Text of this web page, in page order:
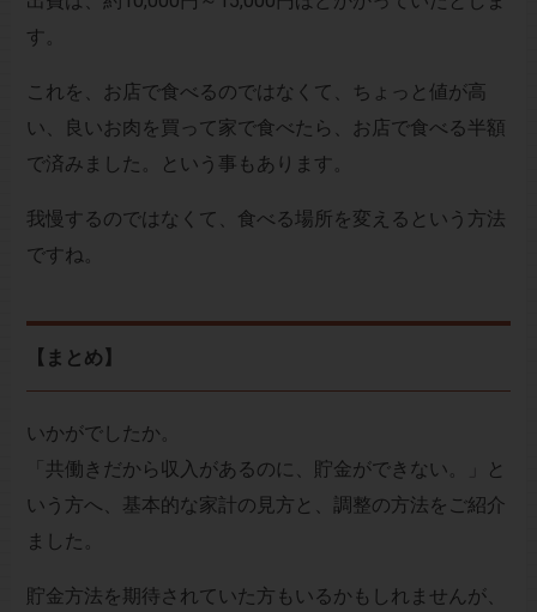
す。
これを、お店で食べるのではなくて、ちょっと値が高
い、良いお肉を買って家で食べたら、お店で食べる半額
で済みました。という事もあります。
我慢するのではなくて、食べる場所を変えるという方法
ですね。
【まとめ】
いかがでしたか。
「共働きだから収入があるのに、貯金ができない。」と
いう方へ、基本的な家計の見方と、調整の方法をご紹介
ました。
貯金方法を期待されていた方もいるかもしれませんが、